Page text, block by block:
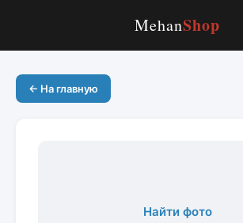
MehanShop
← На главную
Найти фото